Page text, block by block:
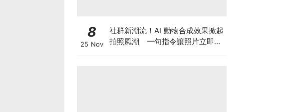
8
25 Nov
社群新潮流！AI 動物合成效果掀起
拍照風潮 一句指令讓照片立即升